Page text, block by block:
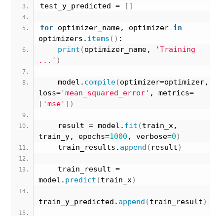
test_y_predicted =
[]
for optimizer_name, optimizer in
optimizers. items () :
print (optimizer_name,
'Training
...' )
    model.
compile(optimizer=optimizer,
loss='mean_squared_error' , metrics=
[ 'mse' ])
    result = model.
fit (train_x,
train_y, epochs=1000 , verbose=0)
    train_results.
append ( result)
    train_result =
model. predict (train_x)
train_y_predicted. append (train_result)